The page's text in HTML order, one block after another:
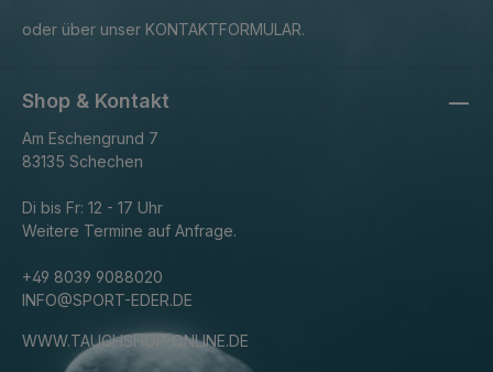
Shop & Kontakt
Am Eschengrund 7
83135 Schechen
Di bis Fr: 12 - 17 Uhr
Weitere Termine auf Anfrage.
+49 8039 9088020
INFO@SPORT-EDER.DE
WWW.TAUCHSHOP-ONLINE.DE
oder über unser KONTAKTFORMULAR.